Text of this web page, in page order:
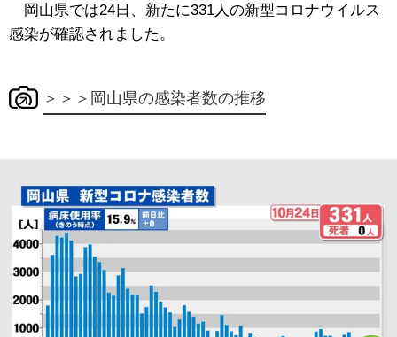
岡山県では24日、新たに331人の新型コロナウイルス
感染が確認されました。
＞＞＞岡山県の感染者数の推移